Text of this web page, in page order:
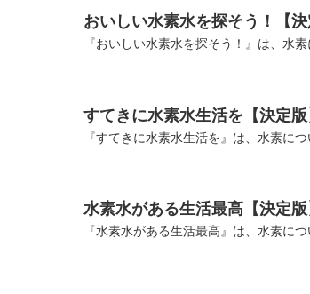
おいしい水素水を探そう！【決
『おいしい水素水を探そう！』は、水
すてきに水素水生活を【決定版
『すてきに水素水生活を』は、水素に
水素水がある生活最高【決定版
『水素水がある生活最高』は、水素に